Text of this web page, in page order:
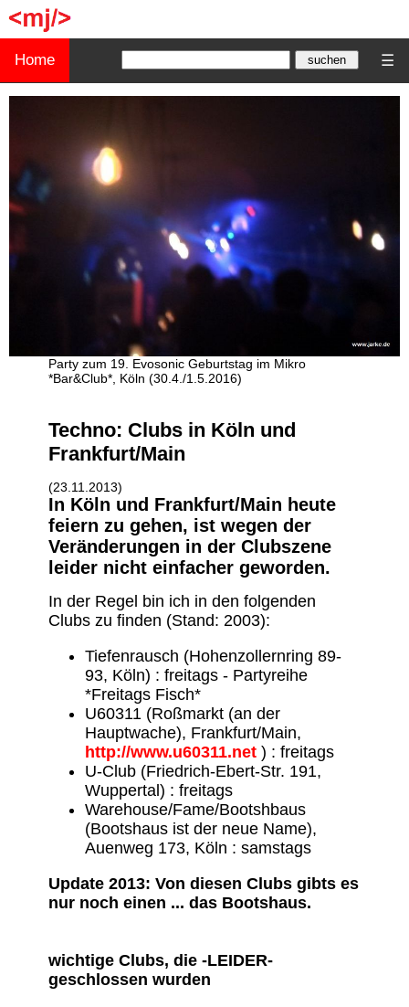
Home ☰
Party zum 19. Evosonic Geburtstag im Mikro
*Bar&Club*, Köln (30.4./1.5.2016)
Techno: Clubs in Köln und
Frankfurt/Main
(23.11.2013)
In Köln und Frankfurt/Main heute
feiern zu gehen, ist wegen der
Veränderungen in der Clubszene
leider nicht einfacher geworden.
In der Regel bin ich in den folgenden
Clubs zu finden (Stand: 2003):
Tiefenrausch (Hohenzollernring 89-
93, Köln) : freitags - Partyreihe
*Freitags Fisch*
U60311 (Roßmarkt (an der
Hauptwache), Frankfurt/Main,
http://www.u60311.net) : freitags
U-Club (Friedrich-Ebert-Str. 191,
Wuppertal) : freitags
Warehouse/Fame/Bootshbaus
(Bootshaus ist der neue Name),
Auenweg 173, Köln : samstags
Update 2013: Von diesen Clubs gibts es
nur noch einen ... das Bootshaus.
wichtige Clubs, die -LEIDER-
geschlossen wurden